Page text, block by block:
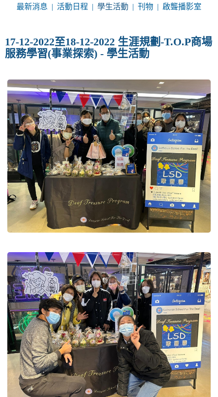
l
a
v
a
t
i
o
n
最新消息 活動日程 學生活動 刊物 啟聾播影室
17-12-2022至18-12-2022 生涯規劃-T.O.P商場
服務學習(事業探索) - 學生活動